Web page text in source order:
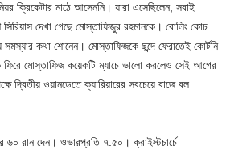
ক্রিকেটার মাঠে আসেননি। যারা এসেছিলেন, সবাই
সিরিয়াস দেখা গেছে মোস্তাফিজুর রহমানকে। বোলিং কোচ
সমস্যার কথা শোনেন। মোস্তাফিজকে ছন্দে ফেরাতেই কোর্টনি
ফিরে মোস্তাফিজ কয়েকটি ম্যাচে ভালো করলেও সেই আগের
দ্বিতীয় ওয়ানডেতে ক্যারিয়ারের সবচেয়ে বাজে বল
রান দেন। ওভারপ্রতি ৭.৫০। ক্রাইস্টচার্চে